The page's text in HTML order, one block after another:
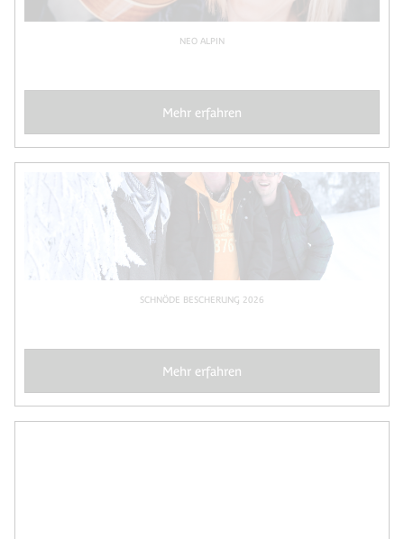
NEO ALPIN
Mehr erfahren
SCHNÖDE BESCHERUNG 2026
Mehr erfahren